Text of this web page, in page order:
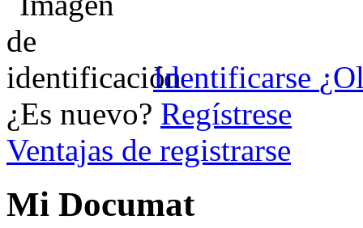
Identificarse
¿Es nuevo? Regístrese
Ventajas de registrarse
Mi Documat